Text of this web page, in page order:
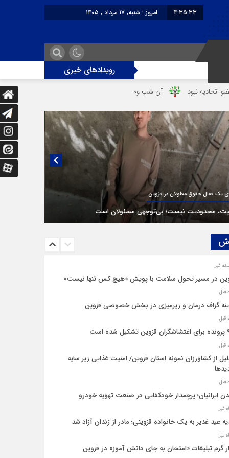
4:35:33
امروز : شنبه, ۱۷ مرداد , ۱۴۰۵
رویدادهای خبری
آن شب وحشتناک در خانه «عصمت» از دندانپزشک قاتل تا قاتل‌ شدن
منتشر نشده با پروفسور اهرنجانی، صاحب نظریه سه‌ شاخگی
در مسیر تحول سلامت با پویش «هیچ‌ کس تنها نیست»
گزاف درمان و زیرمیزی در بخش خصوصی قزوین
است
از کشاورزان نمونه استان قزوین/ امنیت غذایی زیر سایه
ایرانیان؛ پرچمدار خودکفایی در صنعت تهویه خودرو
عید غدیر به یک خانواده قزوینی؛ مادر از زندان آزاد شد
گرم تبلیغات «امتحان به جای دانش‌ آموز» در قزوین